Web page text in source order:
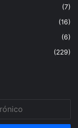
(7)
(16)
(6)
(229)